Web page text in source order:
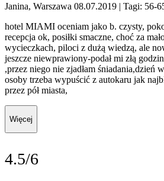
Janina, Warszawa 08.07.2019 | Tagi: 56-
hotel MIAMI oceniam jako b. czysty,
recepcja ok, posiłki smaczne, choć za
wycieczkach, piloci z dużą wiedzą, ale
jeszcze niewprawiony-podał mi złą
,przez niego nie zjadłam śniadania,dzień
osoby trzeba wypuścić z autokaru jak
przez pół miasta,
Więcej
4.5/6